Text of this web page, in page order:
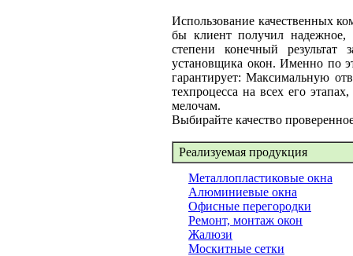
Использование качественных
бы клиент получил надежное,
степени конечный
установщика окон. Именно по
гарантирует: Максимальную
техпроцесса на всех его
мелочам.
Выбирайте качество
Реализуемая продукция
Металлопластиковые окна
Алюминиевые окна
Офисные перегородки
Ремонт, монтаж окон
Жалюзи
Москитные сетки